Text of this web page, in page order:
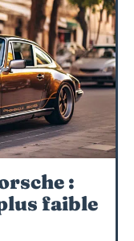
:
faible